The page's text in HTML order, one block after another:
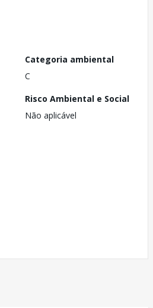
Categoria ambiental
C
Risco Ambiental e Social
Não aplicável